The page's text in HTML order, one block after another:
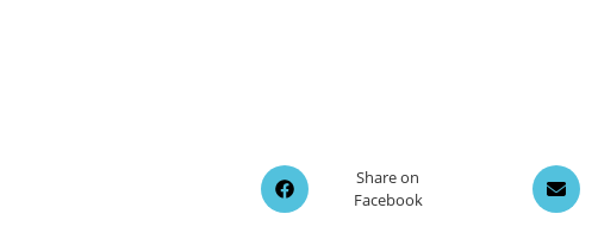
Opens
in
Share on
Facebook
Opens
in